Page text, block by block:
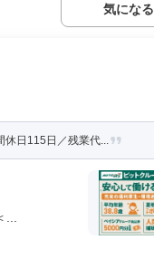
気になる
休日115日／残業代...